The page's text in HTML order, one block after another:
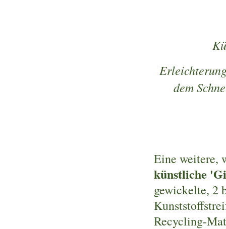
dem
Eine weitere,
künstliche
gewickelte, 2
Recycling-